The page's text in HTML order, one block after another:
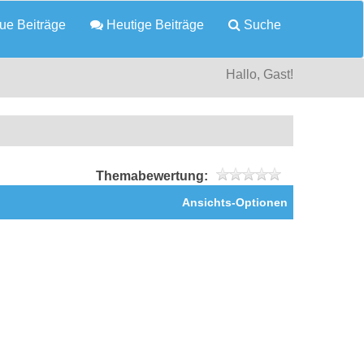
Beiträge Heutige Beiträge Suche
Hallo, Gast!
Themabewertung:
Ansichts-Optionen